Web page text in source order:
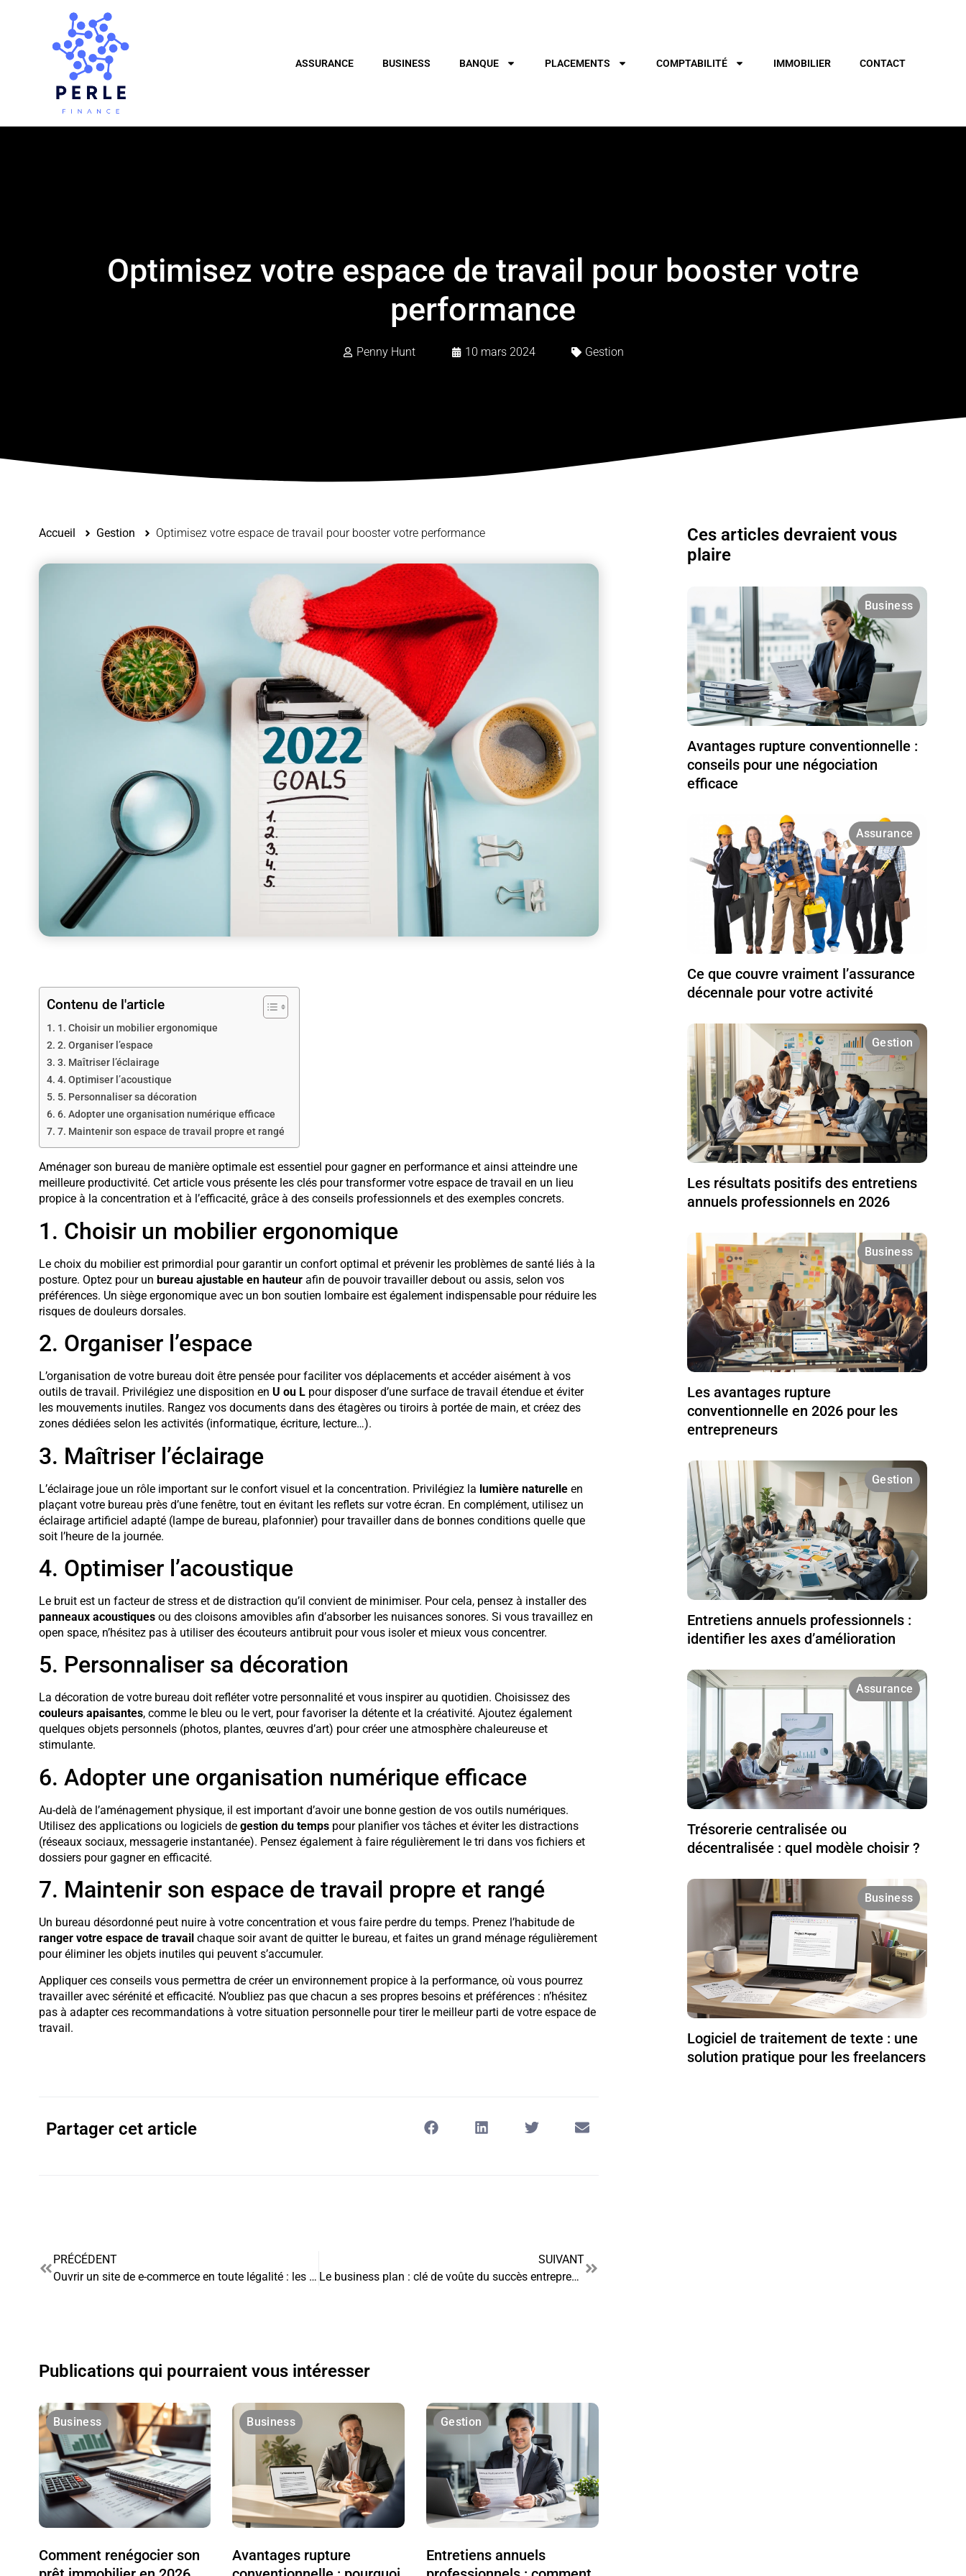
ASSURANCE BUSINESS BANQUE PLACEMENTS COMPTABILITÉ IMMOBILIER CONTACT
Optimisez votre espace de travail pour booster votre
performance
Penny Hunt 10 mars 2024 Gestion
Accueil Gestion Optimisez votre espace de travail pour booster votre performance
Contenu de l'article
1. Choisir un mobilier ergonomique
2. Organiser l’espace
3. Maîtriser l’éclairage
4. Optimiser l’acoustique
5. Personnaliser sa décoration
6. Adopter une organisation numérique efficace
7. Maintenir son espace de travail propre et rangé
Aménager son bureau de manière optimale est essentiel pour gagner en performance et ainsi atteindre une
meilleure productivité. Cet article vous présente les clés pour transformer votre espace de travail en un lieu
propice à la concentration et à l’efficacité, grâce à des conseils professionnels et des exemples concrets.
1. Choisir un mobilier ergonomique
Le choix du mobilier est primordial pour garantir un confort optimal et prévenir les problèmes de santé liés à la
posture. Optez pour un bureau ajustable en hauteurafin de pouvoir travailler debout ou assis, selon vos
préférences. Un siège ergonomique avec un bon soutien lombaire est également indispensable pour réduire les
risques de douleurs dorsales.
2. Organiser l’espace
L’organisation de votre bureau doit être pensée pour faciliter vos déplacements et accéder aisément à vos
outils de travail. Privilégiez une disposition en U ou Lpour disposer d’une surface de travail étendue et éviter
les mouvements inutiles. Rangez vos documents dans des étagères ou tiroirs à portée de main, et créez des
zones dédiées selon les activités (informatique, écriture, lecture…).
3. Maîtriser l’éclairage
L’éclairage joue un rôle important sur le confort visuel et la concentration. Privilégiez la lumière naturelleen
plaçant votre bureau près d’une fenêtre, tout en évitant les reflets sur votre écran. En complément, utilisez un
éclairage artificiel adapté (lampe de bureau, plafonnier) pour travailler dans de bonnes conditions quelle que
soit l’heure de la journée.
4. Optimiser l’acoustique
Le bruit est un facteur de stress et de distraction qu’il convient de minimiser. Pour cela, pensez à installer des
panneaux acoustiquesou des cloisons amovibles afin d’absorber les nuisances sonores. Si vous travaillez en
open space, n’hésitez pas à utiliser des écouteurs antibruit pour vous isoler et mieux vous concentrer.
5. Personnaliser sa décoration
La décoration de votre bureau doit refléter votre personnalité et vous inspirer au quotidien. Choisissez des
couleurs apaisantes, comme le bleu ou le vert, pour favoriser la détente et la créativité. Ajoutez également
quelques objets personnels (photos, plantes, œuvres d’art) pour créer une atmosphère chaleureuse et
stimulante.
6. Adopter une organisation numérique efficace
Au-delà de l’aménagement physique, il est important d’avoir une bonne gestion de vos outils numériques.
Utilisez des applications ou logiciels de gestion du tempspour planifier vos tâches et éviter les distractions
(réseaux sociaux, messagerie instantanée). Pensez également à faire régulièrement le tri dans vos fichiers et
dossiers pour gagner en efficacité.
7. Maintenir son espace de travail propre et rangé
Un bureau désordonné peut nuire à votre concentration et vous faire perdre du temps. Prenez l’habitude de
ranger votre espace de travailchaque soir avant de quitter le bureau, et faites un grand ménage régulièrement
pour éliminer les objets inutiles qui peuvent s’accumuler.
Appliquer ces conseils vous permettra de créer un environnement propice à la performance, où vous pourrez
travailler avec sérénité et efficacité. N’oubliez pas que chacun a ses propres besoins et préférences : n’hésitez
pas à adapter ces recommandations à votre situation personnelle pour tirer le meilleur parti de votre espace de
travail.
Partager cet article
PRÉCÉDENT
Ouvrir un site de e-commerce en toute légalité : les clés du succès
SUIVANT
Le business plan : clé de voûte du succès entrepreneurial
Publications qui pourraient vous intéresser
Business
Comment renégocier son
Business
Avantages rupture
Gestion
Entretiens annuels
Ces articles devraient vous
plaire
Business
Avantages rupture conventionnelle :
conseils pour une négociation
efficace
Assurance
Ce que couvre vraiment l’assurance
décennale pour votre activité
Gestion
Les résultats positifs des entretiens
annuels professionnels en 2026
Business
Les avantages rupture
conventionnelle en 2026 pour les
entrepreneurs
Gestion
Entretiens annuels professionnels :
identifier les axes d’amélioration
Assurance
Trésorerie centralisée ou
décentralisée : quel modèle choisir ?
Business
Logiciel de traitement de texte : une
solution pratique pour les freelancers